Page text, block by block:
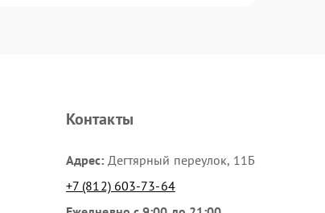
Контакты
Адрес: Дегтярный переулок, 11Б
+7 (812) 603-73-64